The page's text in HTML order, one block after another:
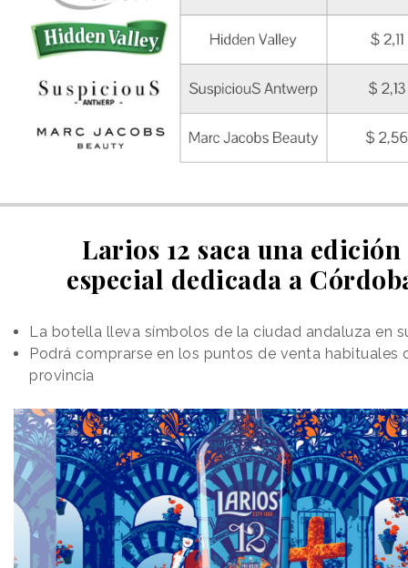
Larios 12 saca una edición
especial dedicada a
La botella lleva símbolos de la ciudad andaluza en
Podrá comprarse en los puntos de venta habituales
provincia